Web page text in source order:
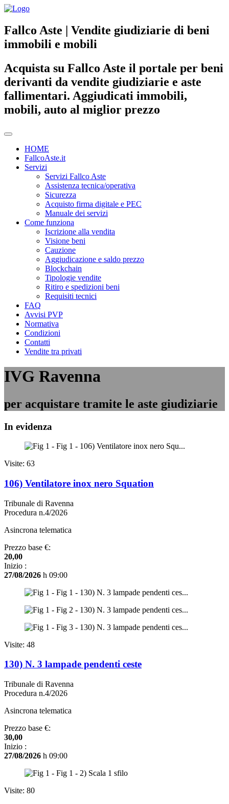
Fallco Aste | Vendite giudiziarie di beni
immobili e mobili
Acquista su Fallco Aste il portale per beni
derivanti da vendite giudiziarie e aste
fallimentari. Aggiudicati immobili,
mobili, auto al miglior prezzo
HOME
FallcoAste.it
Servizi
Servizi Fallco Aste
Assistenza tecnica/operativa
Sicurezza
Acquisto firma digitale e PEC
Manuale dei servizi
Come funziona
Iscrizione alla vendita
Visione beni
Cauzione
Aggiudicazione e saldo prezzo
Blockchain
Tipologie vendite
Ritiro e spedizioni beni
Requisiti tecnici
FAQ
Avvisi PVP
Normativa
Condizioni
Contatti
Vendite tra privati
IVG Ravenna
per acquistare tramite le aste giudiziarie
In evidenza
Visite: 63
106) Ventilatore inox nero Squation
Tribunale di Ravenna
Procedura n.4/2026
Asincrona telematica
Prezzo base €:
20,00
Inizio :
27/08/2026 h 09:00
Visite: 48
130) N. 3 lampade pendenti ceste
Tribunale di Ravenna
Procedura n.4/2026
Asincrona telematica
Prezzo base €:
30,00
Inizio :
27/08/2026 h 09:00
Visite: 80